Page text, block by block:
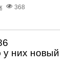
368
у них новый